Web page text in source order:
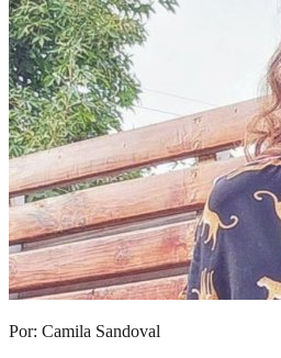
Por: Camila Sandoval